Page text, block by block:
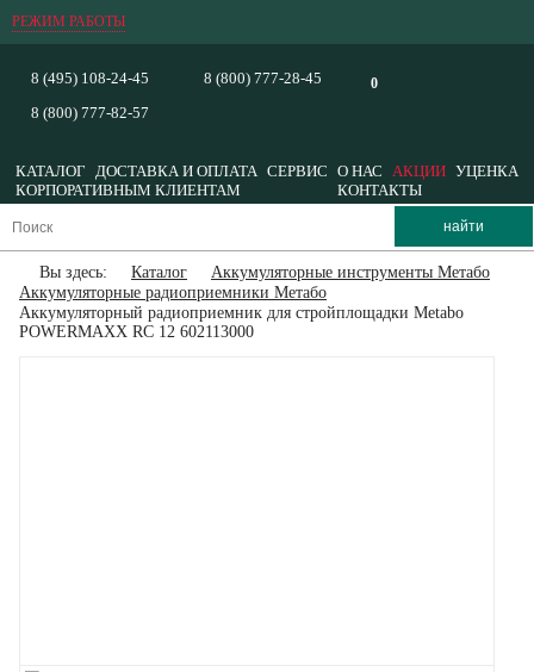
РЕЖИМ РАБОТЫ
0
8 (495) 108-24-45
8 (800) 777-82-57
8 (800) 777-28-45
КАТАЛОГ ДОСТАВКА И ОПЛАТА СЕРВИС О НАС АКЦИИ УЦЕНКА
КОРПОРАТИВНЫМ КЛИЕНТАМ
КОНТАКТЫ
Вы здесь: Каталог
Аккумуляторные инструменты Метабо
Аккумуляторные радиоприемники Метабо
Аккумуляторный радиоприемник для стройплощадки Metabo
POWERMAXX RC 12 602113000